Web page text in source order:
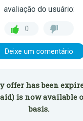
avaliação do usuário:
0
Deixe um comentário
offer has been
is now available
basis.